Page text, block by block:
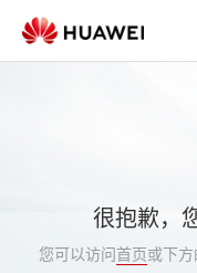
很抱歉，
您可以访问首页或下